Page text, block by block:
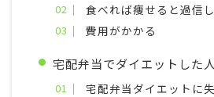
食べれば痩せると過信
費用がかかる
宅配弁当でダイエットした
宅配弁当ダイエットに